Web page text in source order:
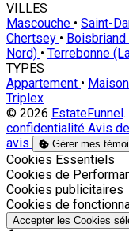
VILLES
Mascouche • Saint-
Chertsey • Boisbriand
Nord) • Terrebonne
TYPES
Appartement •
Triplex
© 2026 EstateFunnel
confidentialité Avis
avis
Gérer mes
Activer
Cookies Essentiels
Activer
Cookies de
Activer
Cookies publicitaires
Activer
Cookies de
Accepter les Cookies